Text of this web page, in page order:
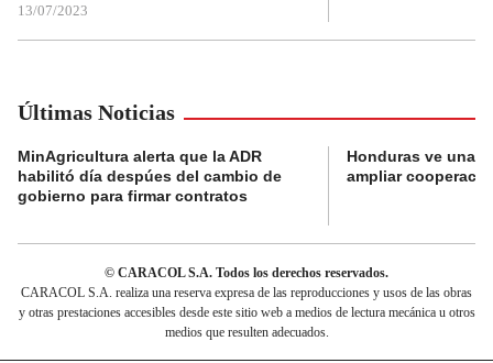
13/07/2023
Últimas Noticias
MinAgricultura alerta que la ADR
habilitó día despúes del cambio de
gobierno para firmar contratos
Honduras ve una
ampliar
© CARACOL S.A. Todos los derechos reservados.
CARACOL S.A. realiza una reserva expresa de las reproducciones y usos de las obras
y otras prestaciones accesibles desde este sitio web a medios de lectura mecánica u otros
medios que resulten adecuados.